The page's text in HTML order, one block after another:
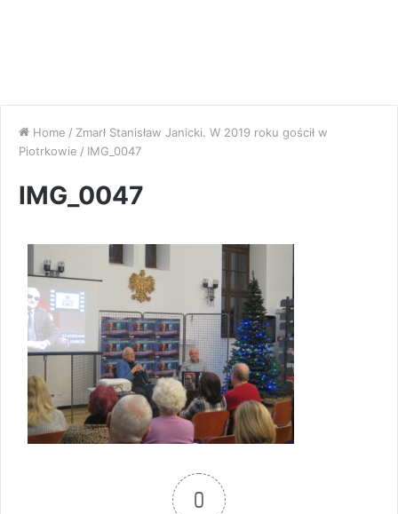
Home / Zmarł Stanisław Janicki. W 2019 roku gościł w
Piotrkowie / IMG_0047
IMG_0047
0